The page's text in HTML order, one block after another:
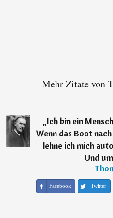
Mehr Zitate von
„Ich bin ein
Wenn das Boot
lehne ich mich
Und
―
Facebook Twitter